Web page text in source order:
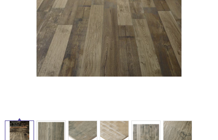
ロートアイアン 天然石・石材
メンテナンス・ 施工材 新商品
お役立ち情報 住まいの スタイリング
アイデア
ミラタップチャンネル
オンライン相談
駐
車